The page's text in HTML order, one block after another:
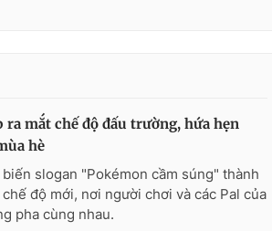
ra mắt chế độ đấu trường, hứa hẹn
hè
slogan "Pokémon cầm súng" thành
độ mới, nơi người chơi và các Pal của
pha cùng nhau.